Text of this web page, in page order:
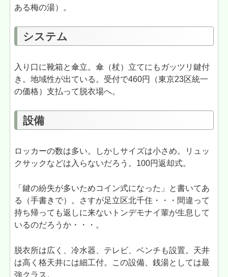
ある梅の湯）。
システム
入り口に靴箱と傘立。傘（杖）立てにもガッツリ鍵付
き。地域性が出ている。受付で460円（東京23区統一
の価格）支払って脱衣場へ。
設備
ロッカーの数は多い。しかしサイズは小さめ。リュッ
クサックなどは入らないだろう。100円返却式。
「鍵の紛失が多いためコイン式になった」と書いてあ
る（手書きで）。さすが足立区北千住・・・間違って
持ち帰っても返しに来ないトンデモナイ輩が生息して
いるのだろうか・・・。
脱衣所は広く、冷水器、テレビ、ベンチも設置。天井
は高く格天井には細工付。この設備、銭湯としては最
強クラス。